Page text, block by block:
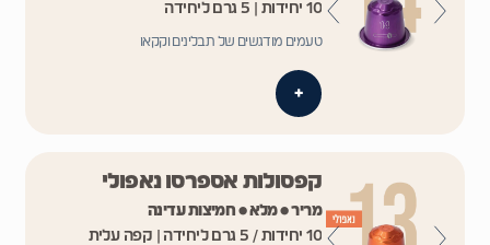
10 יחידות | 5 גרם ליחידה
טעמים מודגשים של תבלינים וקקאו
+
קפסולות אספרסו נאפולי
מריר • מלא • חמיצות עדינה
10 יחידות / 5 גרם ליחידה | קפה עלית